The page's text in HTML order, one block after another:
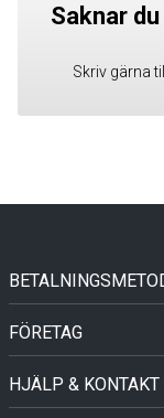
Saknar
Skriv gärna
FÖRETAG
HJÄLP & KONTAKT